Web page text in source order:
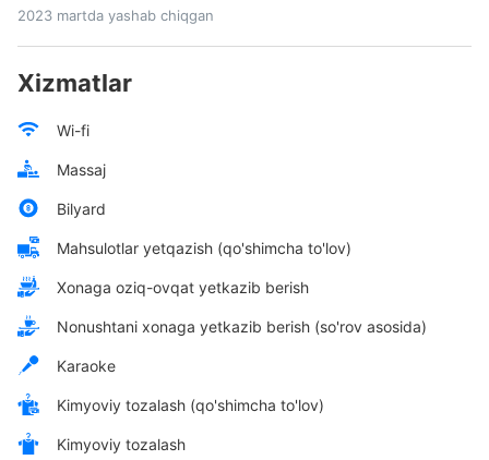
2023 martda yashab chiqgan
Xizmatlar
Wi-fi
Massaj
Bilyard
Mahsulotlar yetqazish (qo'shimcha to'lov)
Xonaga oziq-ovqat yetkazib berish
Nonushtani xonaga yetkazib berish (so'rov asosida)
Karaoke
Kimyoviy tozalash (qo'shimcha to'lov)
Kimyoviy tozalash